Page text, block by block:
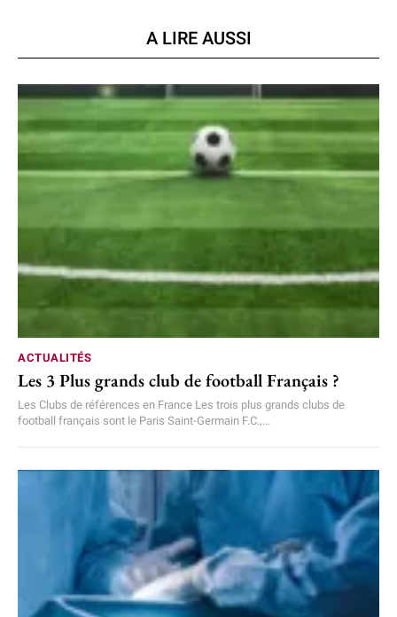
A LIRE AUSSI
ACTUALITÉS
Les 3 Plus grands club de football Français ?
Les Clubs de références en France Les trois plus grands clubs de
football français sont le Paris Saint-Germain F.C.,...